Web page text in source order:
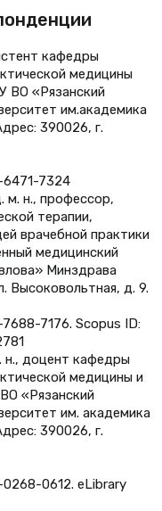
кафедры
медицины
ВО «Рязанский
им.академика
390026, г.
7324
м. н., профессор,
терапии,
врачебной практики
медицинский
Минздрава
Высоковольтная, д. 9.
7176. Scopus ID:
н., доцент кафедры
медицины и
«Рязанский
им. академика
390026, г.
0612. eLibrary